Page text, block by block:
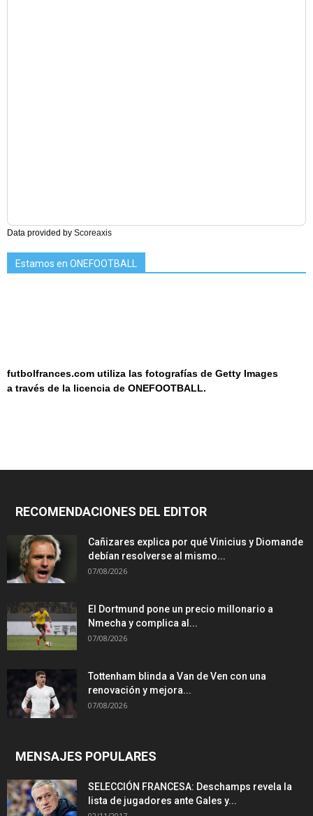
Data provided by Scoreaxis
Estamos en ONEFOOTBALL
futbolfrances.com utiliza las fotografías de Getty Images
a través de la licencia de ONEFOOTBALL.
RECOMENDACIONES DEL EDITOR
Cañizares explica por qué Vinicius y Diomande
debían resolverse al mismo...
07/08/2026
El Dortmund pone un precio millonario a
Nmecha y complica al...
07/08/2026
Tottenham blinda a Van de Ven con una
renovación y mejora...
07/08/2026
MENSAJES POPULARES
SELECCIÓN FRANCESA: Deschamps revela la
lista de jugadores ante Gales y...